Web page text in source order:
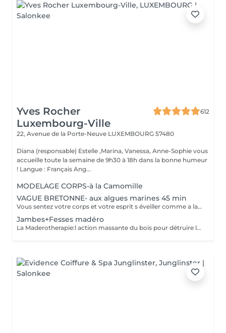
Yves Rocher
Luxembourg-Ville
612
22, Avenue de la Porte-Neuve LUXEMBOURG 57480
Diana (responsable) Estelle ,Marina, Vanessa, Anne-Sophie vous
accueille toute la semaine de 9h30 à 18h dans la bonne humeur
! Langue : Français Ang...
MODELAGE CORPS-à la Camomille
VAGUE BRETONNE- aux algues marines 45 min
Vous sentez votre corps et votre esprit s éveiller comme a la suite d un bain dans l OCEAN. Vous vous tonicité et leur confort. sentez légère et revitalisée. Vos jambes retrouvent leur tonicité et leur confort
Jambes+Fesses madéro
La Maderotherapie:l action massante du bois pour détruire la cellulite. *Active la circulation sanguine et lymphatique *Réduit les tensions musculaires. *Raffermie et tonifie la peau.